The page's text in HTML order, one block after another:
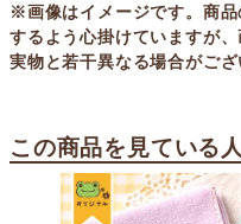
※画像はイメージです。商
するよう心掛けていますが
実物と若干異なる場合がござ
この商品を見ている